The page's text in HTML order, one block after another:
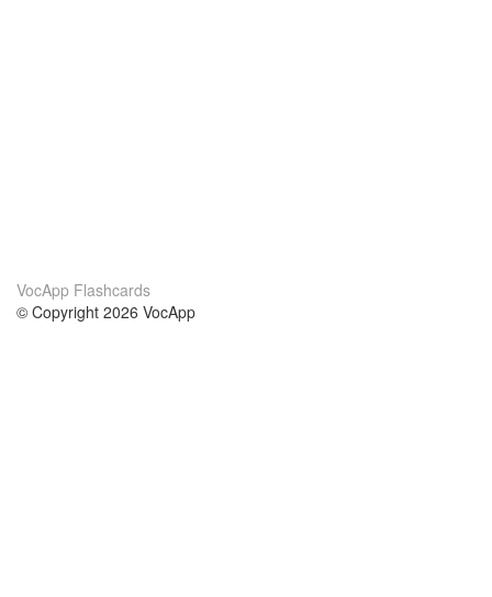
VocApp Flashcards
© Copyright 2026 VocApp